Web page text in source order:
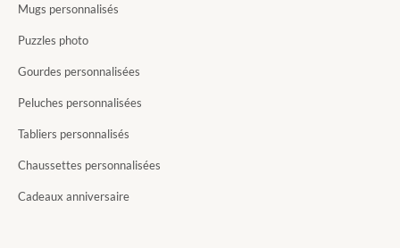
Mugs personnalisés
Puzzles photo
Gourdes personnalisées
Peluches personnalisées
Tabliers personnalisés
Chaussettes personnalisées
Cadeaux anniversaire